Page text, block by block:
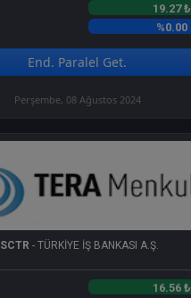
19.27 ₺
%0.00
End. Paralel Get.
Perşembe, 08 Ağustos 2024
ISCTR - TÜRKİYE İŞ BANKASI A.Ş.
16.56 ₺